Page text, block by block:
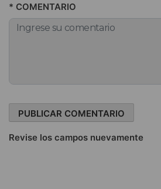
* COMENTARIO
Revise los campos nuevamente